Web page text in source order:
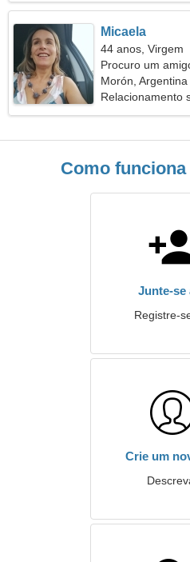
Micaela
44 anos, Virgem
Procuro um
conjunta
Morón, Argentina
Relacionamento
Como
Junte-se
Registre-
Crie um